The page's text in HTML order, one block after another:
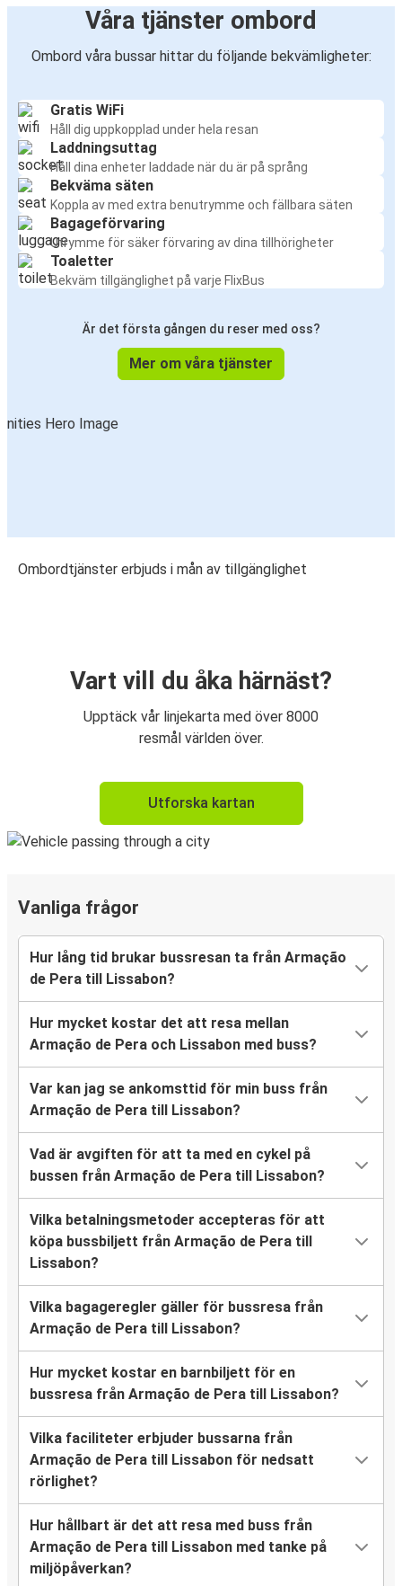
Våra tjänster ombord
Ombord våra bussar hittar du följande bekvämligheter:
Gratis WiFi
Håll dig uppkopplad under hela resan
Laddningsuttag
Håll dina enheter laddade när du är på språng
Bekväma säten
Koppla av med extra benutrymme och fällbara säten
Bagageförvaring
Utrymme för säker förvaring av dina tillhörigheter
Toaletter
Bekväm tillgänglighet på varje FlixBus
Är det första gången du reser med oss?
Mer om våra tjänster
Ombordtjänster erbjuds i mån av tillgänglighet
Vart vill du åka härnäst?
Upptäck vår linjekarta med över 8000
resmål världen över.
Utforska kartan
Vanliga frågor
Hur lång tid brukar bussresan ta från Armação
de Pera till Lissabon?
Hur mycket kostar det att resa mellan
Armação de Pera och Lissabon med buss?
Var kan jag se ankomsttid för min buss från
Armação de Pera till Lissabon?
Vad är avgiften för att ta med en cykel på
bussen från Armação de Pera till Lissabon?
Vilka betalningsmetoder accepteras för att
köpa bussbiljett från Armação de Pera till
Lissabon?
Vilka bagageregler gäller för bussresa från
Armação de Pera till Lissabon?
Hur mycket kostar en barnbiljett för en
bussresa från Armação de Pera till Lissabon?
Vilka faciliteter erbjuder bussarna från
Armação de Pera till Lissabon för nedsatt
rörlighet?
Hur hållbart är det att resa med buss från
Armação de Pera till Lissabon med tanke på
miljöpåverkan?